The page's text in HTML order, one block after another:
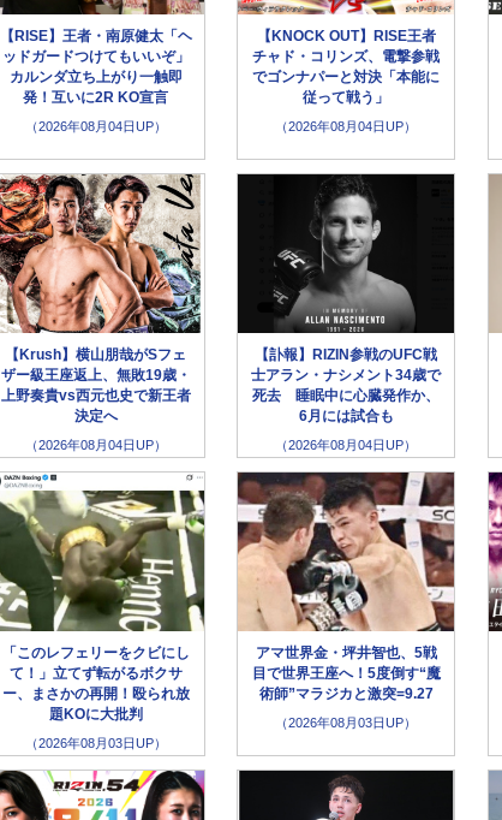
【RISE】王者・南原健太「ヘ
ッドガードつけてもいいぞ」
カルンダ立ち上がり一触即
発！互いに2R KO宣言
（2026年08月04日UP）
【KNOCK OUT】RISE王者
チャド・コリンズ、電撃参戦
でゴンナパーと対決「本能に
従って戦う」
（2026年08月04日UP）
【Krush】横山朋哉がSフェ
ザー級王座返上、無敗19歳・
上野奏貴vs西元也史で新王者
決定へ
（2026年08月04日UP）
【訃報】RIZIN参戦のUFC戦
士アラン・ナシメント34歳で
死去 睡眠中に心臓発作か、
6月には試合も
（2026年08月04日UP）
「このレフェリーをクビにし
て！」立てず転がるボクサ
ー、まさかの再開！殴られ放
題KOに大批判
（2026年08月03日UP）
アマ世界金・坪井智也、5戦
目で世界王座へ！5度倒す“魔
術師”マラジカと激突=9.27
（2026年08月03日UP）